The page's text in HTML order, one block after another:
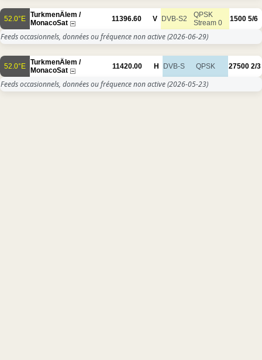
52.0°E TurkmenÄlem /
MonacoSat
11396.60 V DVB-S2
QPSK
Stream 0
1500 5/6
Feeds occasionnels, données ou fréquence non active(2026-06-29)
52.0°E TurkmenÄlem /
MonacoSat
11420.00 H DVB-S QPSK 27500 2/3
Feeds occasionnels, données ou fréquence non active(2026-05-23)